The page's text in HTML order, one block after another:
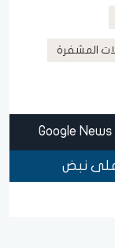
المشفرة
على نبض